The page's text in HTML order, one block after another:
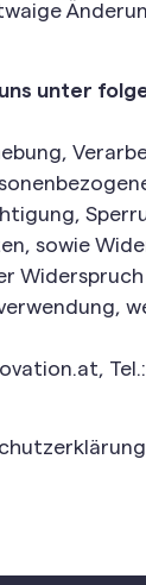
unter
sowie